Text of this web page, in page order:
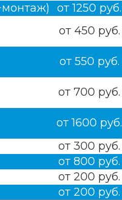
от 1250 руб.
от 450 руб.
от 550 руб.
от 700 руб.
от 1600 руб.
от 300 руб.
от 800 руб.
от 200 руб.
от 200 руб.